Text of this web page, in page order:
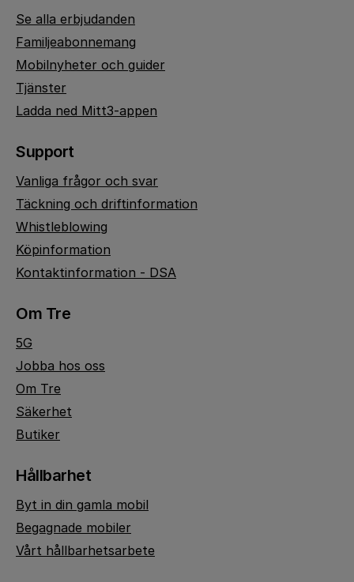
Se alla erbjudanden
Familjeabonnemang
Mobilnyheter och guider
Tjänster
Ladda ned Mitt3-appen
Support
Vanliga frågor och svar
Täckning och driftinformation
Whistleblowing
Köpinformation
Kontaktinformation - DSA
Om Tre
5G
Jobba hos oss
Om Tre
Säkerhet
Butiker
Hållbarhet
Byt in din gamla mobil
Begagnade mobiler
Vårt hållbarhetsarbete